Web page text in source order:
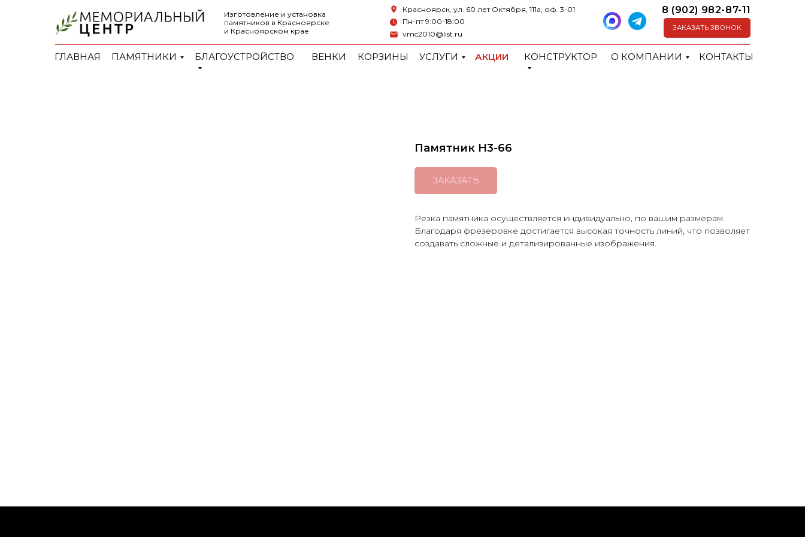
8 (902) 982-87-11
vmc2010@list.ru
Изготовление и установка
памятников в Красноярске
и Красноярском крае
ЗАКАЗАТЬ ЗВОНОК
Красноярск, ул. 60 лет Октября, 111а, оф. 3-01
Пн-пт 9:00-18:00
ПАМЯТНИКИ БЛАГОУСТРОЙСТВО УСЛУГИ
ВЕНКИ КОРЗИНЫ КОНСТРУКТОР О КОМПАНИИ КОНТАКТЫ
ГЛАВНАЯ АКЦИИ
Памятник H3-66
ЗАКАЗАТЬ
Резка памятника осуществляется индивидуально, по вашим размерам.
Благодаря фрезеровке достигается высокая точность линий, что позволяет
создавать сложные и детализированные изображения.